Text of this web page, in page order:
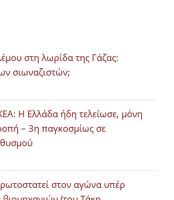
στη λωρίδα της Γάζας:
σιωναζιστών;
Η Ελλάδα ήδη τελείωσε, μόνη
– 3η παγκοσμίως σε
στον αγώνα υπέρ